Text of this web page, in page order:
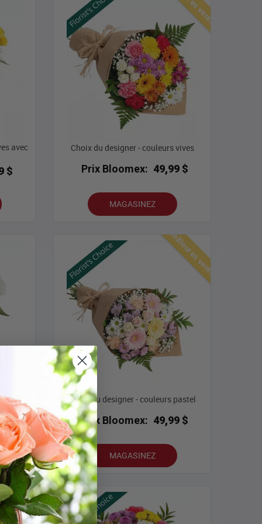
avec
$
Choix du designer - couleurs vives
Prix Bloomex: 49,99 $
MAGASINEZ
$
Meilleures ventes
Choix du designer - couleurs pastel
Prix Bloomex: 49,99 $
MAGASINEZ